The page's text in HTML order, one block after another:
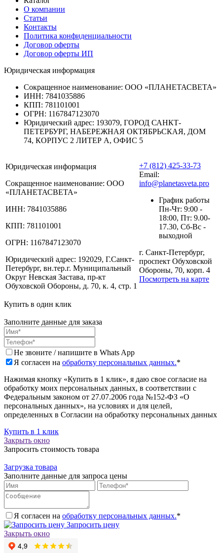
О компании
Статьи
Контакты
Политика конфиденциальности
Договор оферты
Договор оферты ИП
Юридическая информация
Сокращенное наименование: ООО «ПЛАНЕТАСВЕТА»
ИНН: 7841035886
КПП: 781101001
ОГРН: 1167847123070
Юридический адрес: 193079, ГОРОД САНКТ-
ПЕТЕРБУРГ, НАБЕРЕЖНАЯ ОКТЯБРЬСКАЯ, ДОМ
74, КОРПУС 2 ЛИТЕР А, ОФИС 5
Юридическая информация
Сокращенное наименование: ООО
«ПЛАНЕТАСВЕТА»
ИНН: 7841035886
КПП: 781101001
ОГРН: 1167847123070
Юридический адрес: 192029, Г.Санкт-
Петербург, вн.тер.г. Муниципальный
Округ Невская Застава, пр-кт
Обуховской Обороны, д. 70, к. 4, стр. 1
+7 (812) 425-33-73
Email:
info@planetasveta.pro
График работы
Пн-Чт: 9:00 -
18:00, Пт: 9.00-
17.30, Сб-Вс -
выходной
г. Санкт-Петербург,
проспект Обуховской
Обороны, 70, корп. 4
Посмотреть на карте
Купить в один клик
Заполните данные для заказа
Не звоните / напишите в Whats App
Я согласен на обработку персональных данных.*
Нажимая кнопку «Купить в 1 клик», я даю свое согласие на
обработку моих персональных данных, в соответствии с
Федеральным законом от 27.07.2006 года №152-ФЗ «О
персональных данных», на условиях и для целей,
определенных в Согласии на обработку персональных данных
Купить в 1 клик
Закрыть окно
Запросить стоимость товара
Загрузка товара
Заполните данные для запроса цены
Я согласен на обработку персональных данных.*
Запросить цену
Закрыть окно